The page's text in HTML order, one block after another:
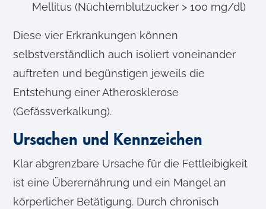
Mellitus (Nüchternblutzucker > 100 mg/dl)
Diese vier Erkrankungen können
selbstverständlich auch isoliert voneinander
auftreten und begünstigen jeweils die
Entstehung einer Atherosklerose
(Gefässverkalkung).
Ursachen und Kennzeichen
Klar abgrenzbare Ursache für die Fettleibigkeit
ist eine Überernährung und ein Mangel an
körperlicher Betätigung. Durch chronisch